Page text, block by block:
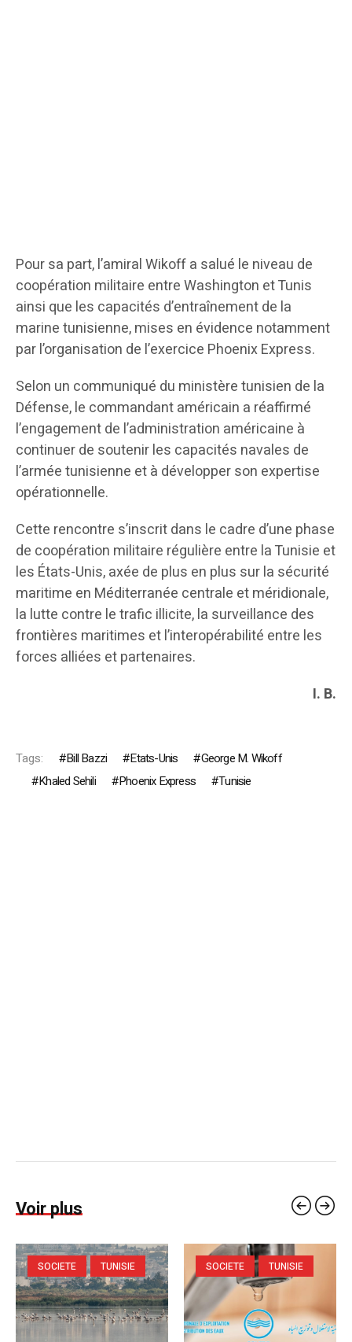
Pour sa part, l’amiral Wikoff a salué le niveau de
coopération militaire entre Washington et Tunis
ainsi que les capacités d’entraînement de la
marine tunisienne, mises en évidence notamment
par l’organisation de l’exercice Phoenix Express.
Selon un communiqué du ministère tunisien de la
Défense, le commandant américain a réaffirmé
l’engagement de l’administration américaine à
continuer de soutenir les capacités navales de
l’armée tunisienne et à développer son expertise
opérationnelle.
Cette rencontre s’inscrit dans le cadre d’une phase
de coopération militaire régulière entre la Tunisie et
les États-Unis, axée de plus en plus sur la sécurité
maritime en Méditerranée centrale et méridionale,
la lutte contre le trafic illicite, la surveillance des
frontières maritimes et l’interopérabilité entre les
forces alliées et partenaires.
I. B.
Tags: Bill Bazzi Etats-Unis
George M. Wikoff
Khaled Sehili
Phoenix Express Tunisie
Voir plus
SOCIETE TUNISIE SOCIETE TUNISIE